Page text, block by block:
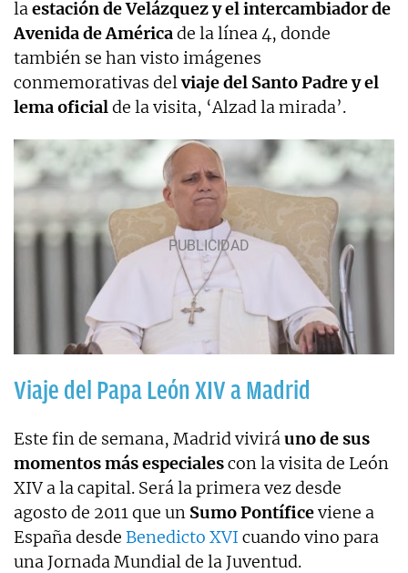
laestación de Velázquez y el intercambiador de
Avenida de Américade la línea 4, donde
también se han visto imágenes
conmemorativas delviaje del Santo Padre y el
lema oficialde la visita, ‘Alzad la mirada’.
Viaje del Papa León XIV a Madrid
Este fin de semana, Madrid vivirá uno de sus
momentos más especialescon la visita de León
XIV a la capital. Será la primera vez desde
agosto de 2011 que un Sumo Pontíficeviene a
España desde Benedicto XVI cuando vino para
una Jornada Mundial de la Juventud.